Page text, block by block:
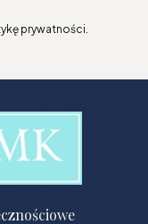
prywatności.